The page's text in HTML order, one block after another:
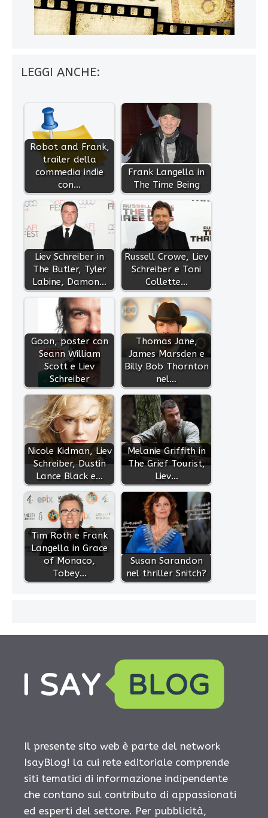
LEGGI ANCHE:
Robot and Frank,
trailer della
commedia indie
con…
Frank Langella in
The Time Being
Liev Schreiber in
The Butler, Tyler
Labine, Damon…
Russell Crowe, Liev
Schreiber e Toni
Collette…
Goon, poster con
Seann William
Scott e Liev
Schreiber
Thomas Jane,
James Marsden e
Billy Bob Thornton
nel…
Nicole Kidman, Liev
Schreiber, Dustin
Lance Black e…
Melanie Griffith in
The Grief Tourist,
Liev…
Tim Roth e Frank
Langella in Grace
of Monaco,
Tobey…
Susan Sarandon
nel thriller Snitch?
Il presente sito web è parte del network
IsayBlog! la cui rete editoriale comprende
siti tematici di informazione indipendente
che contano sul contributo di appassionati
ed esperti del settore. Per pubblicità,